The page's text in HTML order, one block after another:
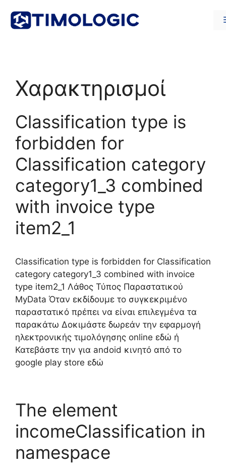
περιεχόμενο
Χαρακτηρισμοί
Classification type is
forbidden for
Classification category
category1_3 combined
with invoice type
item2_1
Classification type is forbidden for Classification
category category1_3 combined with invoice
type item2_1 Λάθος Τύπος Παραστατικού
MyData Όταν εκδίδουμε το συγκεκριμένο
παραστατικό πρέπει να είναι επιλεγμένα τα
παρακάτω Δοκιμάστε δωρεάν την εφαρμογή
ηλεκτρονικής τιμολόγησης online εδώ ή
Κατεβάστε την για andoid κινητό από το
google play store εδώ
The element
incomeClassification in
namespace